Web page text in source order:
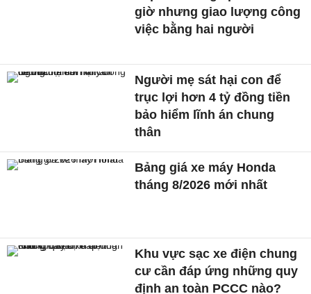
giờ nhưng giao lượng công
việc bằng hai người
Người mẹ sát hại con để
trục lợi hơn 4 tỷ đồng tiền
bảo hiểm lĩnh án chung
thân
Bảng giá xe máy Honda
tháng 8/2026 mới nhất
Khu vực sạc xe điện chung
cư cần đáp ứng những quy
định an toàn PCCC nào?